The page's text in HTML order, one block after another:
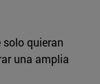
quieran
una amplia